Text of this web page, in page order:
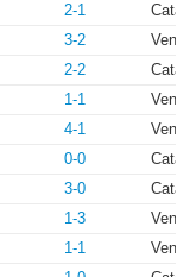
2-1
3-2
2-2
1-1
4-1
0-0
3-0
1-3
1-1